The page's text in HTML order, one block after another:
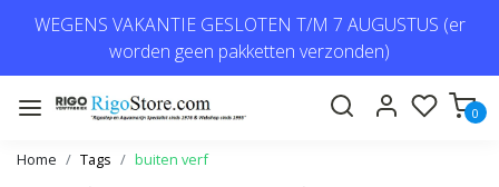
WEGENS VAKANTIE GESLOTEN T/M 7 AUGUSTUS (er
worden geen pakketten verzonden)
0
Home Tags buiten verf